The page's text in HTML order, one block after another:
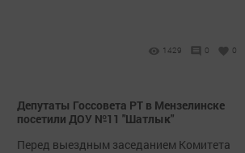
1429 0 0
Депутаты Госсовета РТ в Мензелинске
посетили ДОУ №11 "Шатлык"
Перед выездным заседанием Комитета